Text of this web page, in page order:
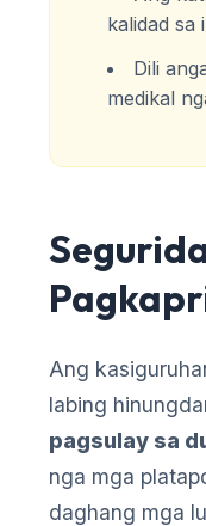
kalidad sa
Dili
medikal
Ang
labing
pagsulay sa
nga mga
daghang mga